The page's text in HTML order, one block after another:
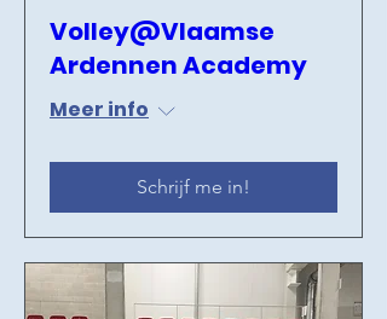
Volley@Vlaamse
Ardennen Academy
Meer info
Schrijf me in!